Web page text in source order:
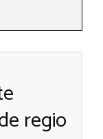
regio